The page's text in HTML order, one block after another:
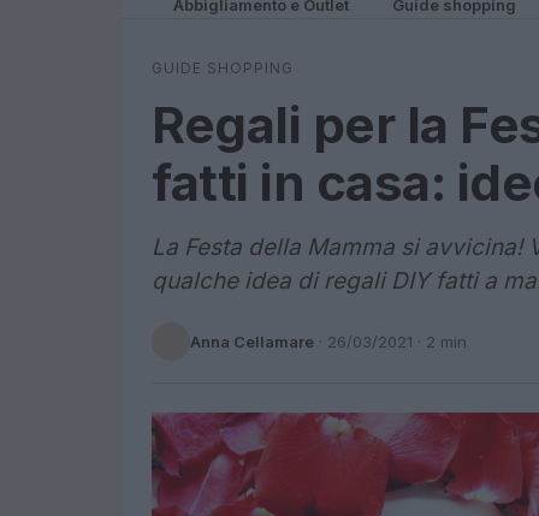
Abbigliamento e Outlet Guide shopping
GUIDE SHOPPING
Regali per la
fatti in casa:
La Festa della Mamma si avvicina!
qualche idea di regali DIY fatti a
Anna Cellamare · 26/03/2021 · 2 min